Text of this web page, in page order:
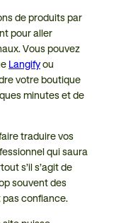
de produits par
pour aller
Vous pouvez
Langifyou
votre boutique
minutes et de
traduire vos
qui saura
s’il s’agit de
souvent des
pas confiance.